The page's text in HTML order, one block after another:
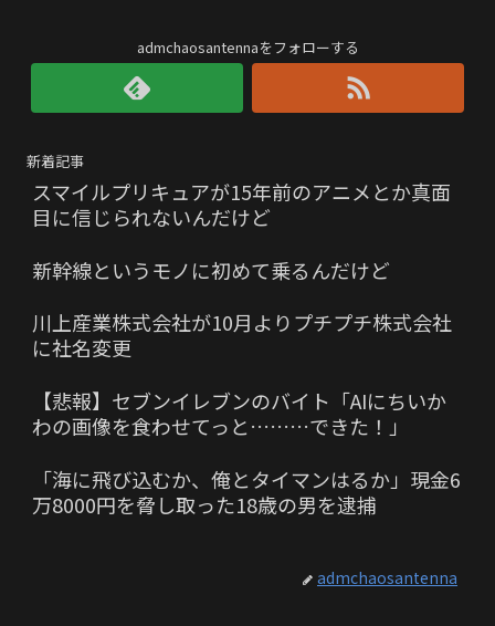
admchaosantennaをフォローする
新着記事
スマイルプリキュアが15年前のアニメとか真面
目に信じられないんだけど
新幹線というモノに初めて乗るんだけど
川上産業株式会社が10月よりプチプチ株式会社
に社名変更
【悲報】セブンイレブンのバイト「AIにちいか
わの画像を食わせてっと………できた！」
「海に飛び込むか、俺とタイマンはるか」現金6
万8000円を脅し取った18歳の男を逮捕
admchaosantenna